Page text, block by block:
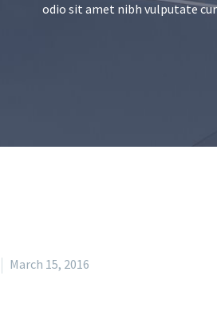
odio sit amet nibh vulputate
March 15, 2016